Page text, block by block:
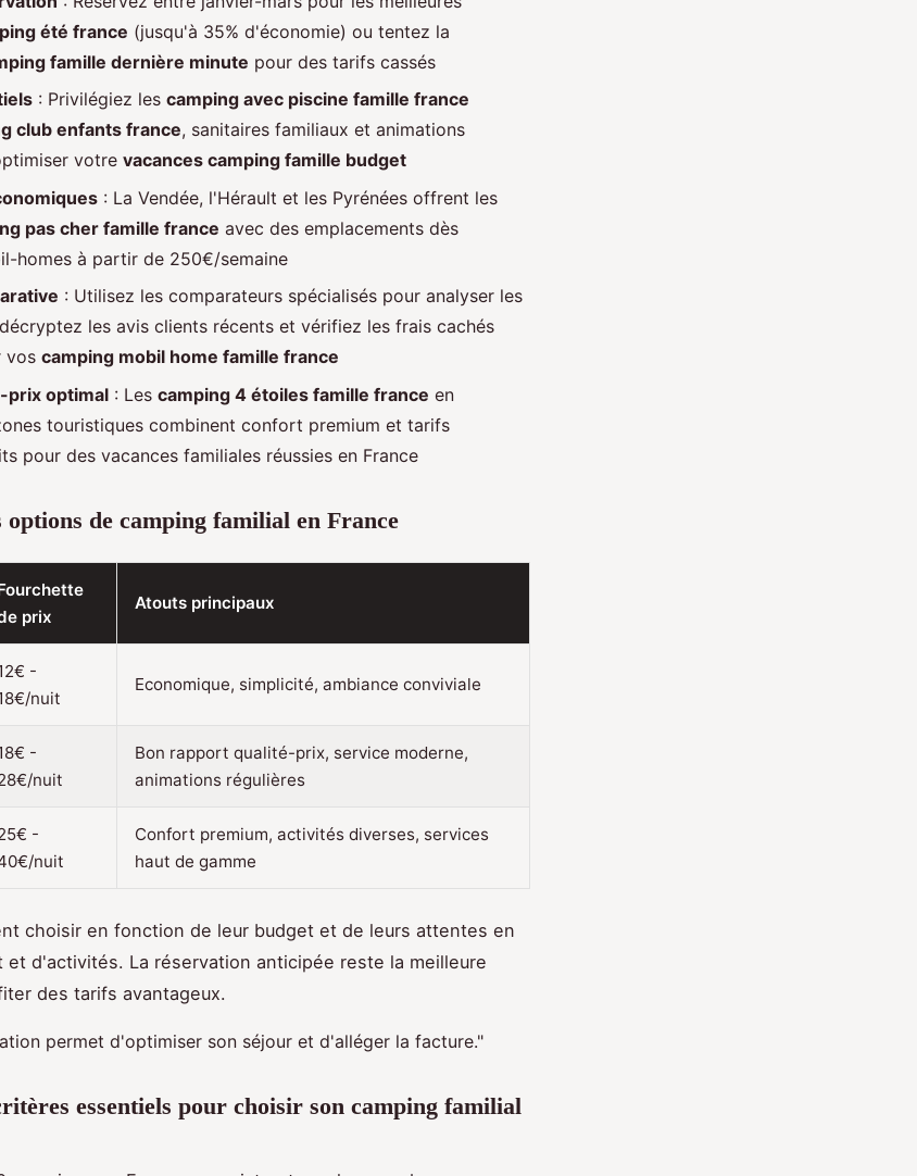
été france (jusqu'à 35% d'économie) ou tentez la
famille dernière minute pour des tarifs cassés
: Privilégiez les camping avec piscine famille france
club enfants france, sanitaires familiaux et animations
votre vacances camping famille budget
: La Vendée, l'Hérault et les Pyrénées offrent les
pas cher famille france avec des emplacements dès
homes à partir de 250€/semaine
: Utilisez les comparateurs spécialisés pour analyser les
les avis clients récents et vérifiez les frais cachés
vos camping mobil home famille france
prix optimal : Les camping 4 étoiles famille france en
touristiques combinent confort premium et tarifs
pour des vacances familiales réussies en France
de camping familial en France
prix
Atouts principaux
-
nuit
Economique, simplicité, ambiance conviviale
-
nuit
Bon rapport qualité-prix, service moderne,
animations régulières
-
nuit
Confort premium, activités diverses, services
haut de gamme
choisir en fonction de leur budget et de leurs attentes en
d'activités. La réservation anticipée reste la meilleure
des tarifs avantageux.
permet d'optimiser son séjour et d'alléger la facture."
essentiels pour choisir son camping familial